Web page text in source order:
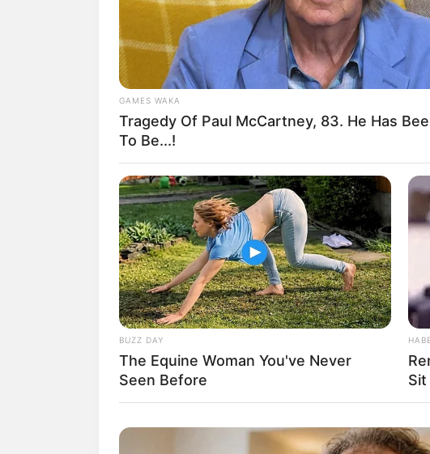
Suchen:
Auf einigen Seiten dieses Projektes
eine Unterstützung, ohne dass sich
GAMES WAKA
Tragedy Of Paul McCartney, 83. He Has
To Be...!
BUZZ DAY
The Equine Woman You've Never
Seen Before